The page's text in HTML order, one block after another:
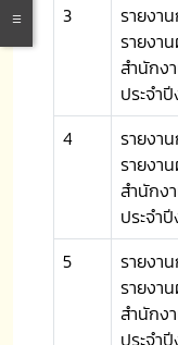
3
รายงา
รายงา
สำนักง
ประจำ
4
รายงา
รายงา
สำนักง
ประจำ
5
รายงา
รายงา
สำนักง
ประจำ